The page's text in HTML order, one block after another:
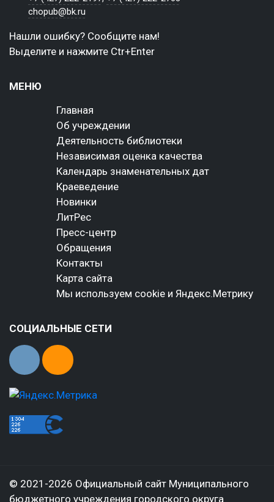
chopub@bk.ru
Нашли ошибку? Сообщите нам!
Выделите и нажмите Ctr+Enter
МЕНЮ
Главная
Об учреждении
Деятельность библиотеки
Независимая оценка качества
Календарь знаменательных дат
Краеведение
Новинки
ЛитРес
Пресс-центр
Обращения
Контакты
Карта сайта
Мы используем cookie и Яндекс.Метрику
СОЦИАЛЬНЫЕ СЕТИ
© 2021-2026 Официальный сайт Муниципального
бюджетного учреждения городского округа